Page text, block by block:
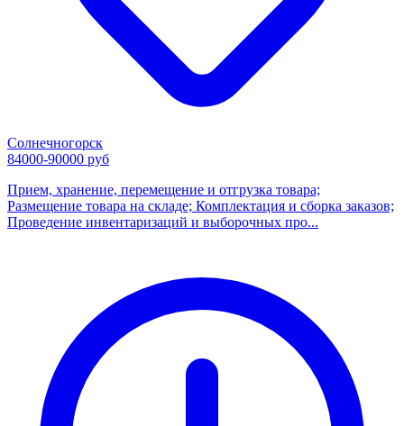
Солнечногорск
84000-90000 руб
Прием, хранение, перемещение и отгрузка товара;
Размещение товара на складе; Комплектация и сборка заказов;
Проведение инвентаризаций и выборочных про...